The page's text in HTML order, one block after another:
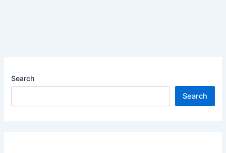
Search
Search